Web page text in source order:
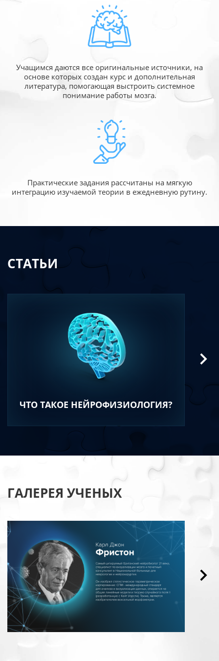
Учащимся даются все оригинальные источники, на
основе которых создан курс и дополнительная
литература, помогающая выстроить системное
понимание работы мозга.
Практические задания рассчитаны на мягкую
интеграцию изучаемой теории в ежедневную рутину.
СТАТЬИ
ЧТО ТАКОЕ НЕЙРОФИЗИОЛОГИЯ?
ГАЛЕРЕЯ УЧЕНЫХ